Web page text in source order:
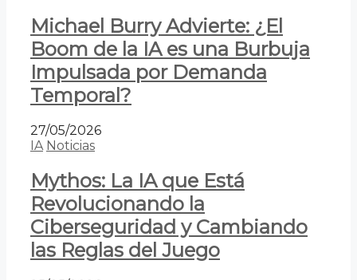
Michael Burry Advierte: ¿El
Boom de la IA es una Burbuja
Impulsada por Demanda
Temporal?
27/05/2026
IA Noticias
Mythos: La IA que Está
Revolucionando la
Ciberseguridad y Cambiando
las Reglas del Juego